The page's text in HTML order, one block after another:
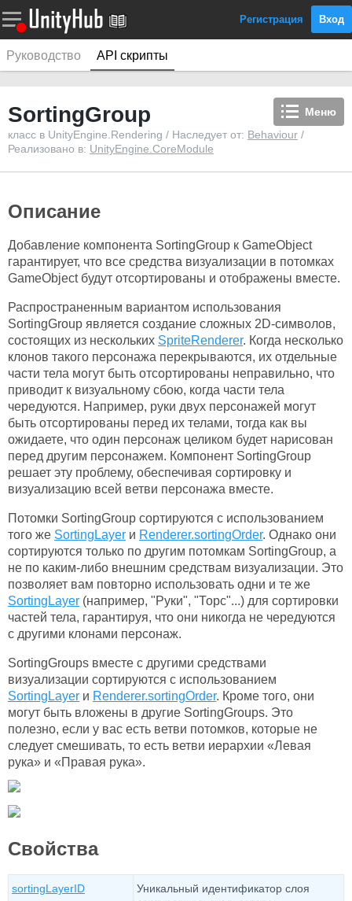
Регистрация Вход
Руководство API скрипты
Меню
SortingGroup
класс в UnityEngine.Rendering / Наследует от: Behaviour /
Реализовано в: UnityEngine.CoreModule
Описание
Добавление компонента SortingGroup к GameObject
гарантирует, что все средства визуализации в потомках
GameObject будут отсортированы и отображены вместе.
Распространенным вариантом использования
SortingGroup является создание сложных 2D-символов,
состоящих из нескольких SpriteRenderer. Когда несколько
клонов такого персонажа перекрываются, их отдельные
части тела могут быть отсортированы неправильно, что
приводит к визуальному сбою, когда части тела
чередуются. Например, руки двух персонажей могут
быть отсортированы перед их телами, тогда как вы
ожидаете, что один персонаж целиком будет нарисован
перед другим персонажем. Компонент SortingGroup
решает эту проблему, обеспечивая сортировку и
визуализацию всей ветви персонажа вместе.
Потомки SortingGroup сортируются с использованием
того же SortingLayer и Renderer.sortingOrder. Однако они
сортируются только по другим потомкам SortingGroup, а
не по каким-либо внешним средствам визуализации. Это
позволяет вам повторно использовать одни и те же
SortingLayer (например, "Руки", "Торс"...) для сортировки
частей тела, гарантируя, что они никогда не чередуются
с другими клонами персонаж.
SortingGroups вместе с другими средствами
визуализации сортируются с использованием
SortingLayer и Renderer.sortingOrder. Кроме того, они
могут быть вложены в другие SortingGroups. Это
полезно, если у вас есть ветви потомков, которые не
следует смешивать, то есть ветви иерархии «Левая
рука» и «Правая рука».
Свойства
sortingLayerID
Уникальный идентификатор слоя